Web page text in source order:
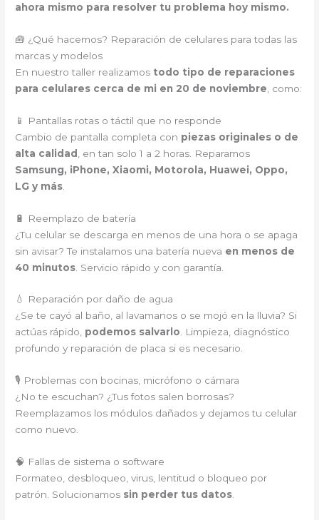
ahora mismo para resolver tu problema hoy mismo.
🧰 ¿Qué hacemos? Reparación de celulares para todas las
marcas y modelos
En nuestro taller realizamos todo tipo de reparaciones
para celulares cerca de mi en 20 de noviembre , como:
📱 Pantallas rotas o táctil que no responde
Cambio de pantalla completa con piezas originales o de
alta calidad
, en tan solo 1 a 2 horas. Reparamos
Samsung, iPhone, Xiaomi, Motorola, Huawei, Oppo,
LG y más
🔋 Reemplazo de batería
¿Tu celular se descarga en menos de una hora o se apaga
sin avisar? Te instalamos una batería nueva en menos de
40 minutos . Servicio rápido y con garantía.
💧 Reparación por daño de agua
¿Se te cayó al baño, al lavamanos o se mojó en la lluvia? Si
actúas rápido, podemos salvarlo. Limpieza, diagnóstico
profundo y reparación de placa si es necesario.
🎙️ Problemas con bocinas, micrófono o cámara
¿No te escuchan? ¿Tus fotos salen borrosas?
Reemplazamos los módulos dañados y dejamos tu celular
como nuevo.
🧠 Fallas de sistema o software
Formateo, desbloqueo, virus, lentitud o bloqueo por
patrón. Solucionamos sin perder tus datos